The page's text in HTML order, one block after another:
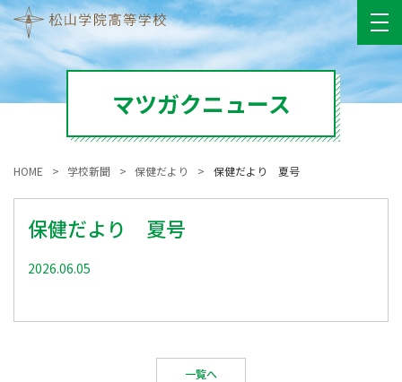
マツガクニュース
HOME 学校新聞 保健だより 保健だより 夏号
保健だより 夏号
2026.06.05
一覧へ